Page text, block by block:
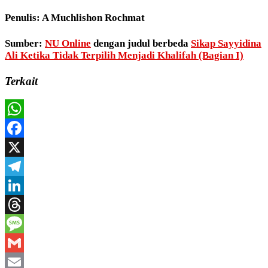
Penulis: A Muchlishon Rochmat
Sumber: NU Online dengan judul berbeda Sikap Sayyidina
Ali Ketika Tidak Terpilih Menjadi Khalifah (Bagian I)
Terkait
WhatsApp
Facebook
X
Telegram
LinkedIn
Threads
Message
Gmail